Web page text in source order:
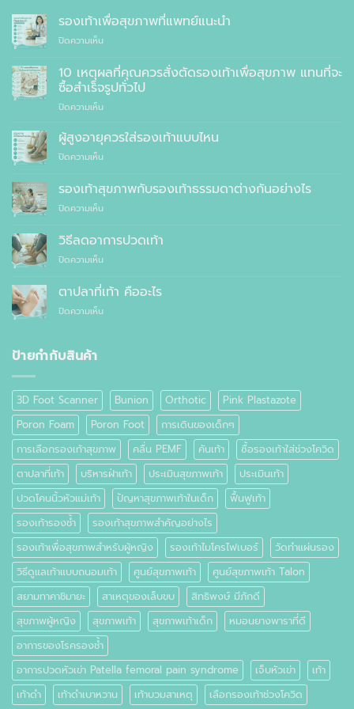
รองเท้าเพื่อสุขภาพที่แพทย์แนะนำ
ปิดความเห็นบน
เพื่อ
สุขภาพ
ที่
แพทย์
10 เหตุผลที่คุณควรสั่งตัดรองเท้าเพื่อสุขภาพ แทนที่จะ
ซื้อสำเร็จรูปทั่วไป
ปิดความเห็นบน
เหตุผล
คุณ
สั่ง
ตัด
รองเท้า
สุขภาพ
สำเร็จรูป
ทั่วไป
ผู้สูงอายุควรใส่รองเท้าแบบไหน
ปิดความเห็นบน
สูง
อายุ
ควร
รองเท้า
ไหน
รองเท้าสุขภาพกับรองเท้าธรรมดาต่างกันอย่างไร
ปิดความเห็นบน
สุขภาพ
กับ
รองเท้า
ต่าง
อย่างไร
วิธีลดอาการปวดเท้า
ปิดความเห็นบน
ลด
อาการ
ปวด
ตาปลาที่เท้า คืออะไร
ปิดความเห็นบน
ป้ายกำกับสินค้า
3D Foot Scanner Bunion Orthotic
Pink Plastazote
Poron Foam
Poron Foot
การเดินของเด็กๆ
การเลือกรองเท้าสุขภาพ
คลื่น PEMF คันเท้า
ซื้อรองเท้าใส่ช่วงโควิด
ตาปลาที่เท้า
บริหารฝ่าเท้า ประเมินสุขภาพเท้า
ประเมินเท้า
ปวดโคนนิ้วหัวแม่เท้า
ปัญหาสุขภาพเท้าในเด็ก
ฟื้นฟูเท้า
รองเท้ารองช้ำ
รองเท้าสุขภาพสำคัญอย่างไร
รองเท้าเพื่อสุขภาพสำหรับผู้หญิง
รองเท้าไมโครไฟเบอร์
วัดทำแผ่นรอง
วิธีดูแลเท้าแบบถนอมเท้า
ศูนย์สุขภาพเท้า
ศูนย์สุขภาพเท้า Talon
สยามทาคาชิมายะ
สาเหตุของเล็บขบ
สิทธิพงษ์ มีภักดี
สุขภาพผู้หญิง
สุขภาพเท้า สุขภาพเท้าเด็ก
หมอนยางพาราที่ดี
อาการของโรครองช้ำ
อาการปวดหัวเข่า Patella femoral pain syndrome
เจ็บหัวเข่า
เท้า
เท้าดำ
เท้าดำเบาหวาน เท้าบวมสาเหตุ เลือกรองเท้าช่วงโควิด